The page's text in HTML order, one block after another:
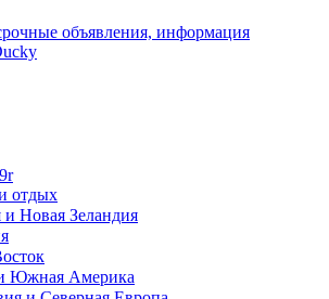
объявления, информация
отдых
Новая Зеландия
Южная Америка